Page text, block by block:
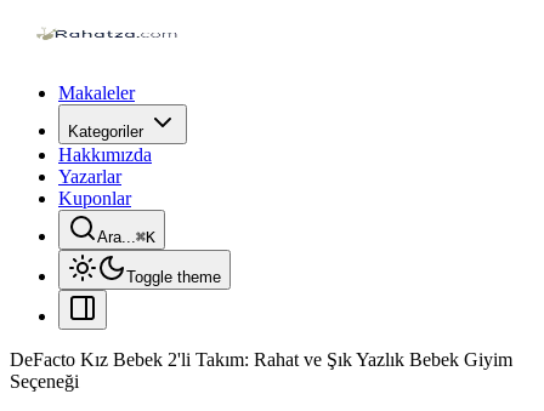
Makaleler
Kategoriler
Hakkımızda
Yazarlar
Kuponlar
Ara...⌘K
Toggle theme
DeFacto Kız Bebek 2'li Takım: Rahat ve Şık Yazlık Bebek Giyim
Seçeneği